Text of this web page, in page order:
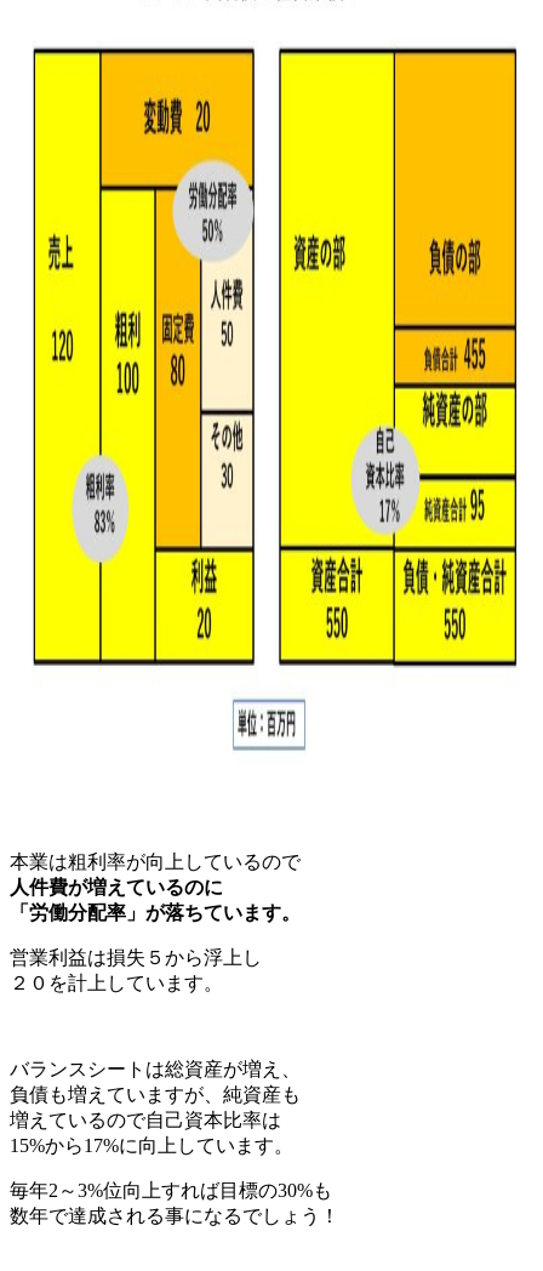
本業は粗利率が向上しているので
人件費が増えているのに
「労働分配率」が落ちています。
営業利益は損失５から浮上し
２０を計上しています。
バランスシートは総資産が増え、
負債も増えていますが、純資産も
増えているので自己資本比率は
15%から17%に向上しています。
毎年2～3%位向上すれば目標の30%も
数年で達成される事になるでしょう！